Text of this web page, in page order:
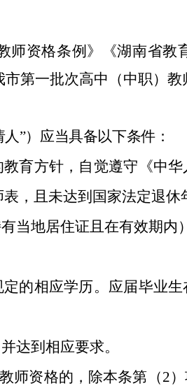
师资格条例》《湖南省教
市第一批次高中（中职） 教
人”）应当具备以下条件：
育方针，自觉遵守《中
，且未达到国家法定退休
当地居住证且在有效期内）
的相应学历。应届毕业
达到相应要求。
师资格的，除本条第（2